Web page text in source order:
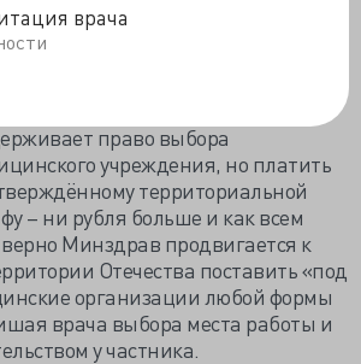
врача
стоимость лечебно-
по ОМС в частных клиниках, и
право выбора
учреждения, но платить
территориальной
– ни рубля больше и как всем
Минздрав продвигается к
Отечества поставить «под
организации любой формы
врача выбора места работы и
у частника.